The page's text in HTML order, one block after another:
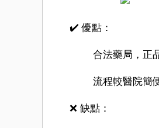
✔️ 優點：
合法藥局，正
流程較醫院簡
❌ 缺點：